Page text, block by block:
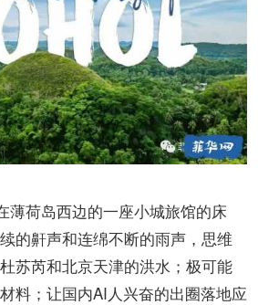
薄荷岛西边的一座小城旅馆的床
的鼾声和连绵不断的雨声，思维
苏芮和北京天津的洪水；极可能
料；让国内AI人兴奋的出圈落地应